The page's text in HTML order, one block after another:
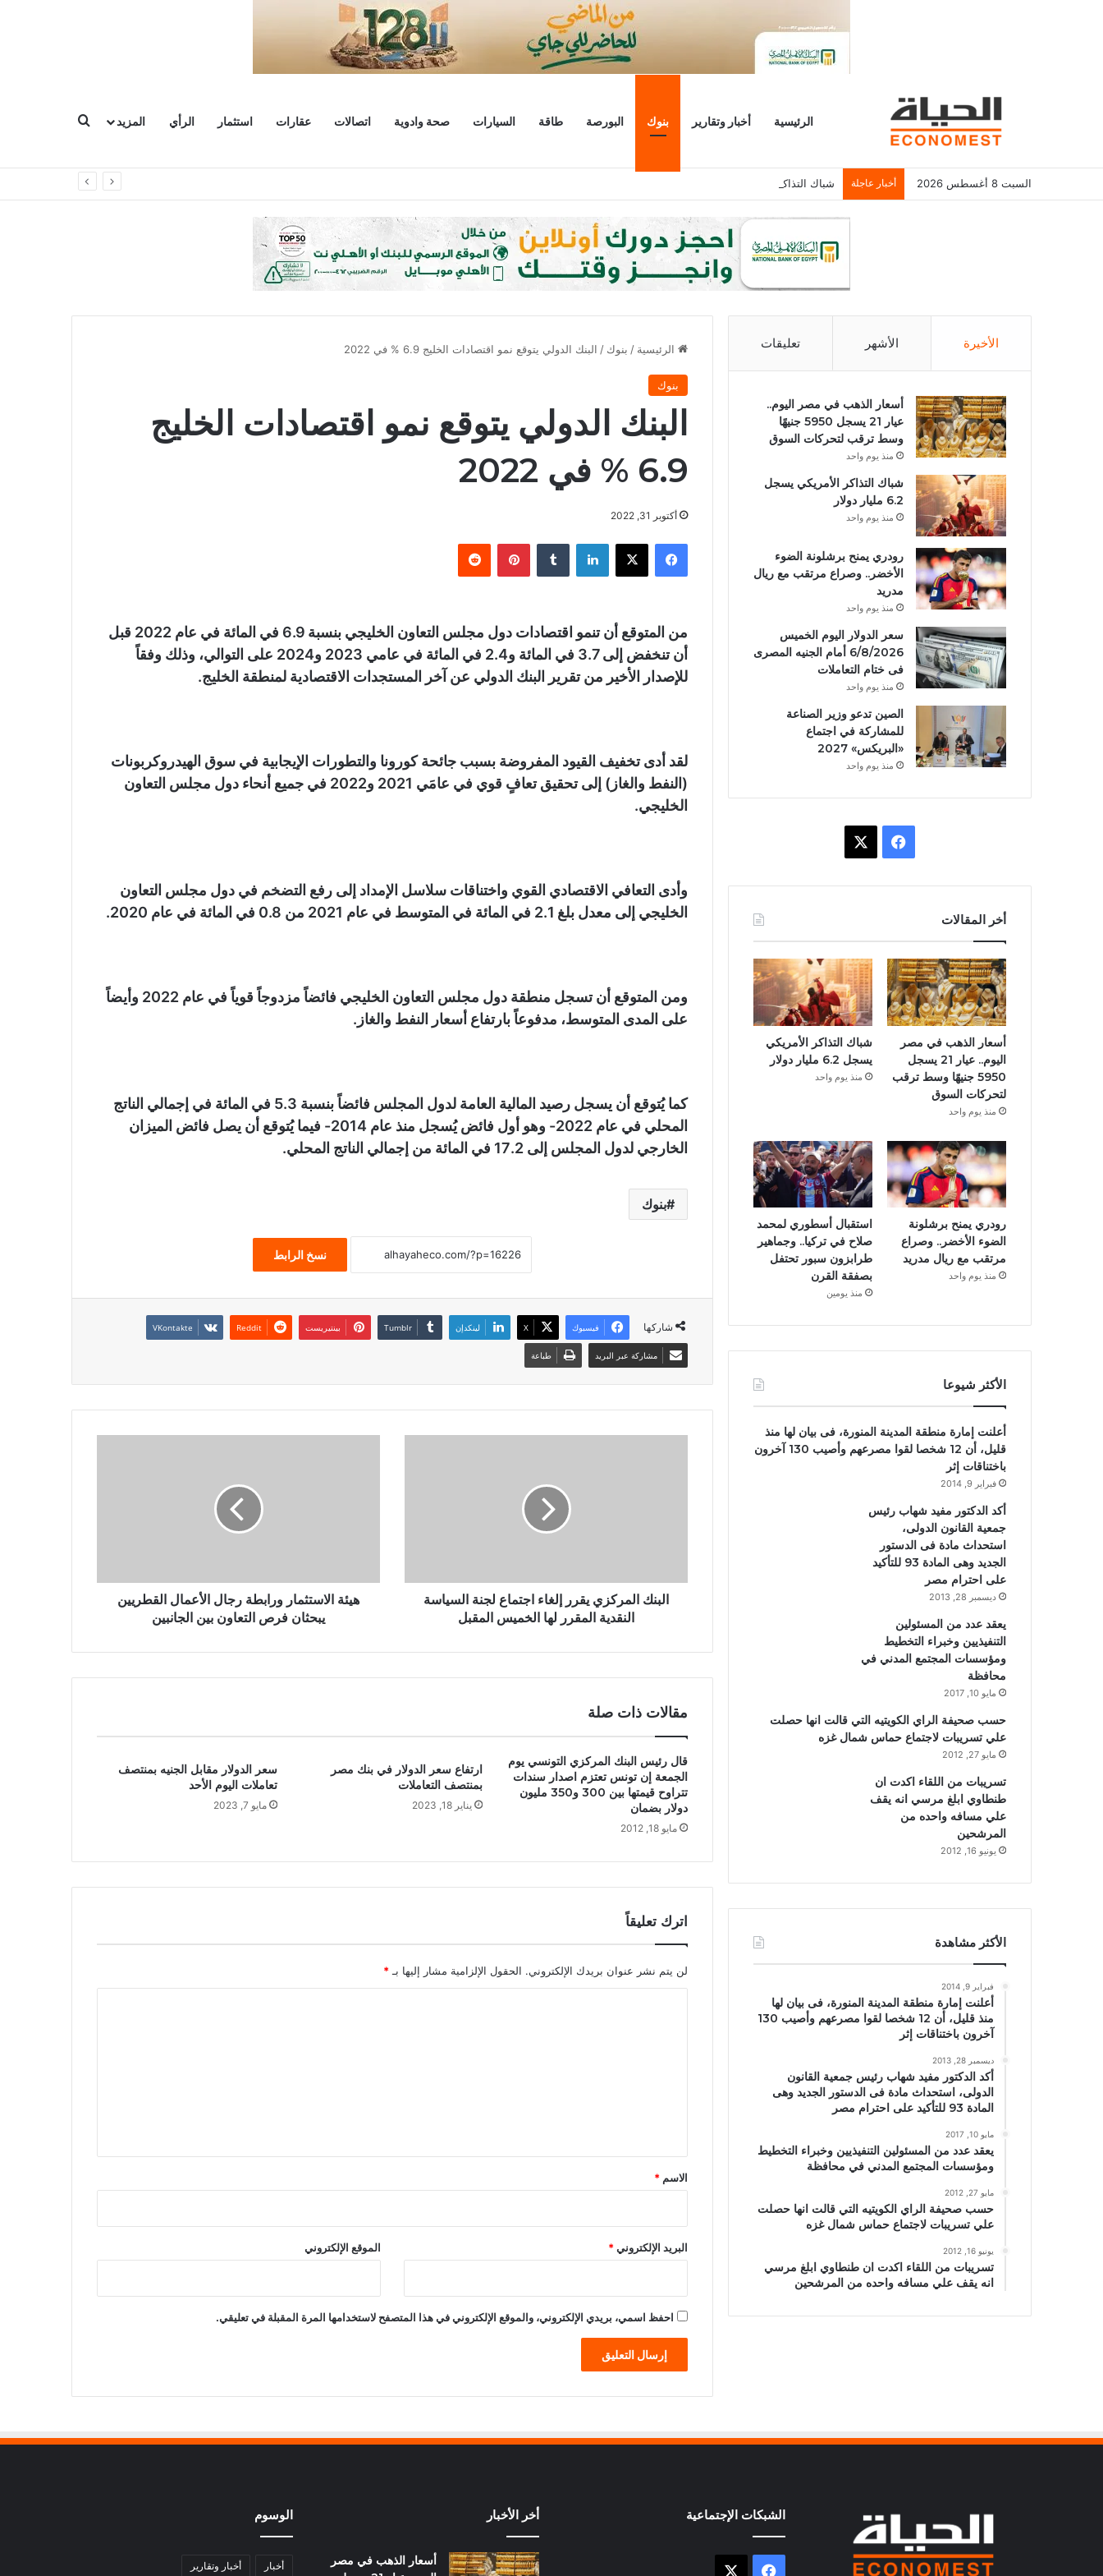
الرئيسية أخبار وتقارير بنوك البورصة طاقة السيارات صحة وادوية اتصالات عقارات استثمار الرأي المزيد
السبت 8 أغسطس 2026 أخبار عاجلة شباك التذاكر الأمريكي يسجل 6.2 مليار دولار
الرئيسية / بنوك / البنك الدولي يتوقع نمو اقتصادات الخليج 6.9 % في 2022
بنوك
البنك الدولي يتوقع نمو اقتصادات الخليج
6.9 % في 2022
أكتوبر 31, 2022
فيسبوك لينكدإن بينتيريست
من المتوقع أن تنمو اقتصادات دول مجلس التعاون الخليجي بنسبة 6.9 في المائة في عام 2022 قبل
أن تنخفض إلى 3.7 في المائة و2.4 في المائة في عامي 2023 و2024 على التوالي، وذلك وفقاً
للإصدار الأخير من تقرير البنك الدولي عن آخر المستجدات الاقتصادية لمنطقة الخليج.
لقد أدى تخفيف القيود المفروضة بسبب جائحة كورونا والتطورات الإيجابية في سوق الهيدروكربونات
(النفط والغاز) إلى تحقيق تعافٍ قوي في عامَي 2021 و2022 في جميع أنحاء دول مجلس التعاون
الخليجي.
وأدى التعافي الاقتصادي القوي واختناقات سلاسل الإمداد إلى رفع التضخم في دول مجلس التعاون
الخليجي إلى معدل بلغ 2.1 في المائة في المتوسط في عام 2021 من 0.8 في المائة في عام 2020.
ومن المتوقع أن تسجل منطقة دول مجلس التعاون الخليجي فائضاً مزدوجاً قوياً في عام 2022 وأيضاً
على المدى المتوسط، مدفوعاً بارتفاع أسعار النفط والغاز.
كما يُتوقع أن يسجل رصيد المالية العامة لدول المجلس فائضاً بنسبة 5.3 في المائة في إجمالي الناتج
المحلي في عام 2022- وهو أول فائض يُسجل منذ عام 2014- فيما يُتوقع أن يصل فائض الميزان
الخارجي لدول المجلس إلى 17.2 في المائة من إجمالي الناتج المحلي.
بنوك
نسخ الرابط
شاركها فيسبوك X لينكدإن بينتيريست
مشاركة عبر البريد طباعة
البنك المركزي يقرر إلغاء اجتماع لجنة السياسة
النقدية المقرر لها الخميس المقبل
هيئة الاستثمار ورابطة رجال الأعمال القطريين
يبحثان فرص التعاون بين الجانبين
مقالات ذات صلة
قال رئيس البنك المركزي التونسي يوم
الجمعة إن تونس تعتزم اصدار سندات
تتراوح قيمتها بين 300 و350 مليون
دولار بضمان
مايو 18, 2012
ارتفاع سعر الدولار في بنك مصر
بمنتصف التعاملات
يناير 18, 2023
سعر الدولار مقابل الجنيه بمنتصف
تعاملات اليوم الأحد
مايو 7, 2023
اترك تعليقاً
لن يتم نشر عنوان بريدك الإلكتروني. الحقول الإلزامية مشار إليها بـ *
*
الاسم *
البريد الإلكتروني* الموقع الإلكتروني
احفظ اسمي، بريدي الإلكتروني، والموقع الإلكتروني في هذا المتصفح لاستخدامها المرة المقبلة في تعليقي.
الأخيرة الأشهر تعليقات
أسعار الذهب في مصر اليوم..
عيار 21 يسجل 5950 جنيهًا
وسط ترقب لتحركات السوق
منذ يوم واحد
شباك التذاكر الأمريكي يسجل
6.2 مليار دولار
منذ يوم واحد
رودري يمنح برشلونة الضوء
الأخضر.. وصراع مرتقب مع ريال
مدريد
منذ يوم واحد
سعر الدولار اليوم الخميس
6/8/2026 أمام الجنيه المصرى
فى ختام التعاملات
منذ يوم واحد
الصين تدعو وزير الصناعة
للمشاركة في اجتماع
«البريكس» 2027
منذ يوم واحد
ب
و
ك
أخر المقالات
أسعار الذهب في مصر
اليوم.. عيار 21 يسجل
5950 جنيهًا وسط ترقب
لتحركات السوق
منذ يوم واحد
شباك التذاكر الأمريكي
يسجل 6.2 مليار دولار
منذ يوم واحد
رودري يمنح برشلونة
الضوء الأخضر.. وصراع
مرتقب مع ريال مدريد
منذ يوم واحد
استقبال أسطوري لمحمد
صلاح في تركيا.. وجماهير
طرابزون سبور تحتفل
بصفقة القرن
منذ يومين
الأكثر شيوعا
أعلنت إمارة منطقة المدينة المنورة، فى بيان لها منذ
قليل، أن 12 شخصا لقوا مصرعهم وأصيب 130 آخرون
باختناقات إثر
فبراير 9, 2014
أكد الدكتور مفيد شهاب رئيس
جمعية القانون الدولى،
استحداث مادة فى الدستور
الجديد وهى المادة 93 للتأكيد
على احترام مصر
ديسمبر 28, 2013
يعقد عدد من المسئولين
التنفيذيين وخبراء التخطيط
ومؤسسات المجتمع المدني في
محافظة
مايو 10, 2017
حسب صحيفة الراي الكويتيه التي قالت انها حصلت
علي تسريبات لاجتماع حماس شمال غزه
مايو 27, 2012
تسريبات من اللقاء اكدت ان
طنطاوي ابلغ مرسي انه يقف
علي مسافه واحده من
المرشحين
يونيو 16, 2012
الأكثر مشاهدة
فبراير 9, 2014
أعلنت إمارة منطقة المدينة المنورة، فى بيان لها
منذ قليل، أن 12 شخصا لقوا مصرعهم وأصيب 130
آخرون باختناقات إثر
ديسمبر 28, 2013
أكد الدكتور مفيد شهاب رئيس جمعية القانون
الدولى، استحداث مادة فى الدستور الجديد وهى
المادة 93 للتأكيد على احترام مصر
مايو 10, 2017
يعقد عدد من المسئولين التنفيذيين وخبراء التخطيط
ومؤسسات المجتمع المدني في محافظة
مايو 27, 2012
حسب صحيفة الراي الكويتيه التي قالت انها حصلت
علي تسريبات لاجتماع حماس شمال غزه
يونيو 16, 2012
تسريبات من اللقاء اكدت ان طنطاوي ابلغ مرسي
انه يقف علي مسافه واحده من المرشحين
الشبكات الإجتماعية
فيسبوك
أخر الأخبار
أسعار الذهب في مصر
الوسوم
أخبار أخبار وتقارير